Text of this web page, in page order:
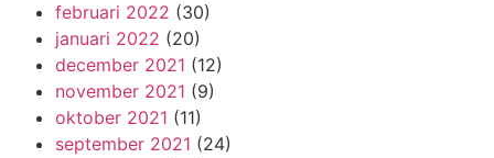
februari 2022 (30)
januari 2022 (20)
december 2021 (12)
november 2021 (9)
oktober 2021 (11)
september 2021 (24)